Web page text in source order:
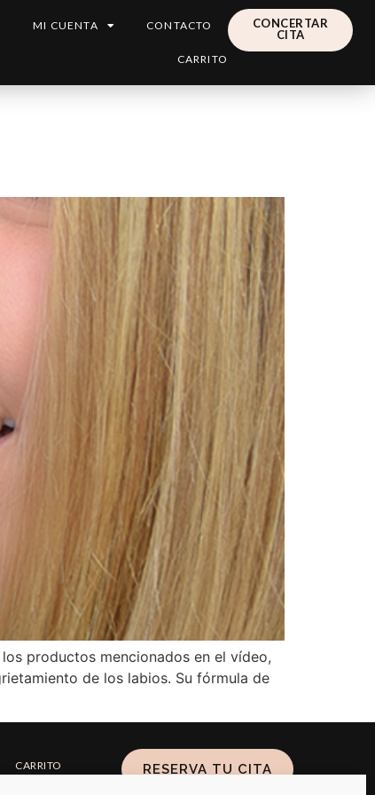
MI CUENTA CONTACTO
CARRITO
CONCERTAR
CITA
productos mencionados en el vídeo,
de los labios. Su fórmula de
CARRITO RESERVA TU CITA